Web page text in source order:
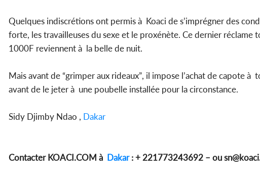
Quelques indiscrétions ont permis à Koaci de s’imprégner des
forte, les travailleuses du sexe et le proxénète. Ce dernier
1000F reviennent à la belle de nuit.
Mais avant de “grimper aux rideaux”, il impose l’achat de capote
avant de le jeter à une poubelle installée pour la circonstance.
Sidy Djimby Ndao , Dakar
Contacter KOACI.COM à Dakar: + 221773243692 – ou